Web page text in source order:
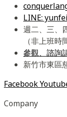
LINE:
週二、三、
（非上班時
參觀、諮詢
新竹市東區
Facebook
Company